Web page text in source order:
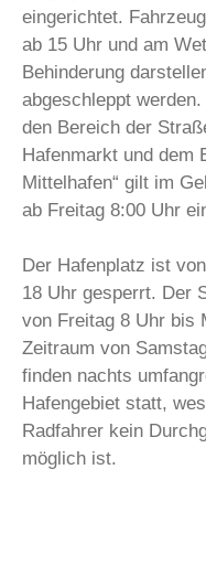
eingerichtet.
ab 15 Uhr und am
Behinderung
abgeschleppt
den Bereich der
Hafenmarkt und dem
Mittelhafen“ gilt im
ab Freitag 8:00 Uhr
Der Hafenplatz ist
18 Uhr gesperrt. Der
von Freitag 8 Uhr bis
Zeitraum von
finden nachts
Hafengebiet statt,
Radfahrer kein
möglich ist.